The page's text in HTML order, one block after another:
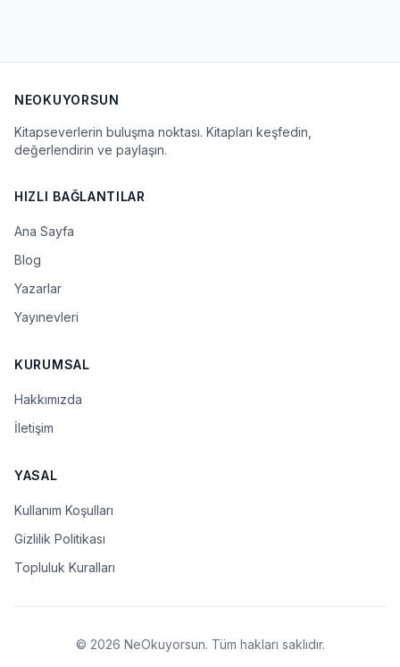
NEOKUYORSUN
Kitapseverlerin buluşma noktası. Kitapları keşfedin,
değerlendirin ve paylaşın.
HIZLI BAĞLANTILAR
Ana Sayfa
Blog
Yazarlar
Yayınevleri
KURUMSAL
Hakkımızda
İletişim
YASAL
Kullanım Koşulları
Gizlilik Politikası
Topluluk Kuralları
© 2026 NeOkuyorsun. Tüm hakları saklıdır.